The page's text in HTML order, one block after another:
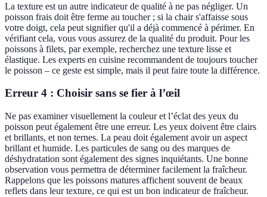
La texture est un autre indicateur de qualité à ne pas négliger. Un
poisson frais doit être ferme au toucher ; si la chair s'affaisse sous
votre doigt, cela peut signifier qu'il a déjà commencé à périmer. En
vérifiant cela, vous vous assurez de la qualité du produit. Pour les
poissons à filets, par exemple, recherchez une texture lisse et
élastique. Les experts en cuisine recommandent de toujours toucher
le poisson – ce geste est simple, mais il peut faire toute la différence.
Erreur 4 : Choisir sans se fier à l’œil
Ne pas examiner visuellement la couleur et l’éclat des yeux du
poisson peut également être une erreur. Les yeux doivent être clairs
et brillants, et non ternes. La peau doit également avoir un aspect
brillant et humide. Les particules de sang ou des marques de
déshydratation sont également des signes inquiétants. Une bonne
observation vous permettra de déterminer facilement la fraîcheur.
Rappelons que les poissons matures affichent souvent de beaux
reflets dans leur texture, ce qui est un bon indicateur de fraîcheur.